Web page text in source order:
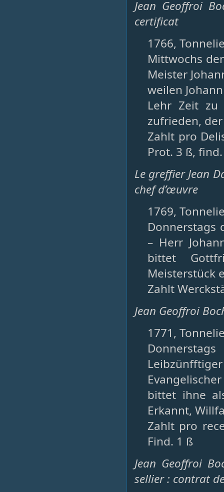
Jean Geoffroi
certificat
1766,
Mittwochs
Meister
weilen
Lehr Zeit
zufrieden,
Zahlt pro
Prot. 3 ß,
Le greffier Jean
chef d’œuvre
1769,
Donnerstags
– Herr
bittet
Meisterstück
Zahlt
Jean Geoffroi
1771,
bittet ihne
Erkannt,
Zahlt pro
Find. 1 ß
Jean Geoffroi
sellier : contrat